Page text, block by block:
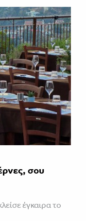
σου
έγκαιρα το